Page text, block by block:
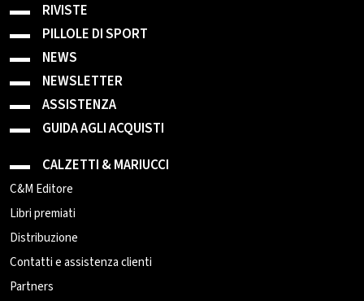
RIVISTE
PILLOLE DI SPORT
NEWS
NEWSLETTER
ASSISTENZA
GUIDA AGLI ACQUISTI
CALZETTI & MARIUCCI
C&M Editore
Libri premiati
Distribuzione
Contatti e assistenza clienti
Partners